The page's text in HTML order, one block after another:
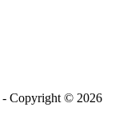
- Copyright © 2026